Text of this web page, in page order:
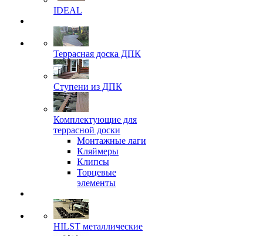
IDEAL
Террасная доска ДПК
Ступени из ДПК
Комплектующие для
террасной доски
Монтажные лаги
Кляймеры
Клипсы
Торцевые
элементы
HILST металлические